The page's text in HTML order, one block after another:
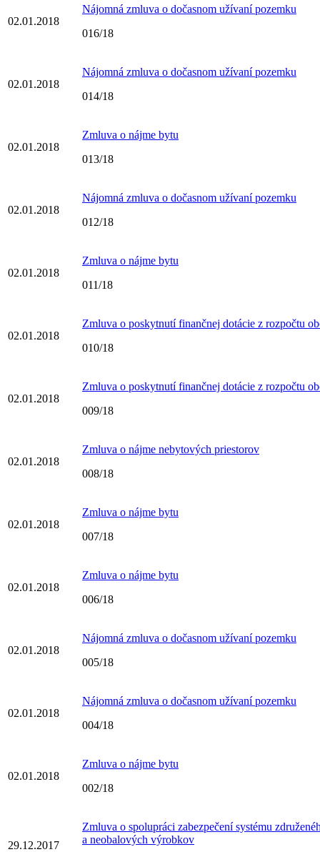
02.01.2018
Nájomná zmluva o dočasnom užívaní pozemku
016/18
02.01.2018
Nájomná zmluva o dočasnom užívaní pozemku
014/18
02.01.2018
Zmluva o nájme bytu
013/18
02.01.2018
Nájomná zmluva o dočasnom užívaní pozemku
012/18
02.01.2018
Zmluva o nájme bytu
011/18
02.01.2018
Zmluva o poskytnutí finančnej dotácie z rozpočtu
010/18
02.01.2018
Zmluva o poskytnutí finančnej dotácie z rozpočtu
009/18
02.01.2018
Zmluva o nájme nebytových priestorov
008/18
02.01.2018
Zmluva o nájme bytu
007/18
02.01.2018
Zmluva o nájme bytu
006/18
02.01.2018
Nájomná zmluva o dočasnom užívaní pozemku
005/18
02.01.2018
Nájomná zmluva o dočasnom užívaní pozemku
004/18
02.01.2018
Zmluva o nájme bytu
002/18
29.12.2017
Zmluva o spolupráci zabezpečení systému
a neobalových výrobkov